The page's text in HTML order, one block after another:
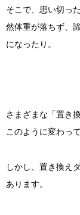
そこで、思い切っ
然体重が落ちず、
になったり。
さまざまな「置き
このように変わっ
しかし、置き換え
あります。